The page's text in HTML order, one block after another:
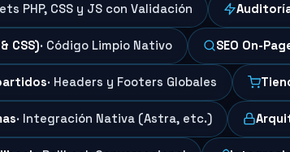
PHP, CSS y JS con Validación
CSS)· Código Limpio Nativo SEO On-
· Headers y Footers Globales
· Integración Nativa (Astra, etc.)